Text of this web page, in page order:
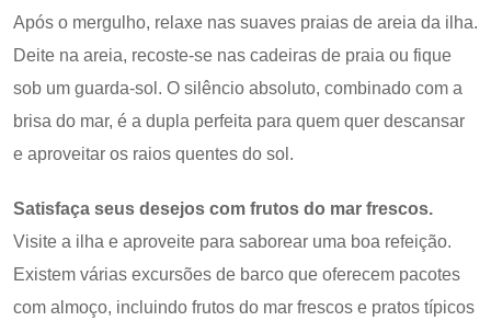
Após o mergulho, relaxe nas suaves praias de areia da ilha.
Deite na areia, recoste-se nas cadeiras de praia ou fique
sob um guarda-sol. O silêncio absoluto, combinado com a
brisa do mar, é a dupla perfeita para quem quer descansar
e aproveitar os raios quentes do sol.
Satisfaça seus desejos com frutos do mar frescos.
Visite a ilha e aproveite para saborear uma boa refeição.
Existem várias excursões de barco que oferecem pacotes
com almoço, incluindo frutos do mar frescos e pratos típicos